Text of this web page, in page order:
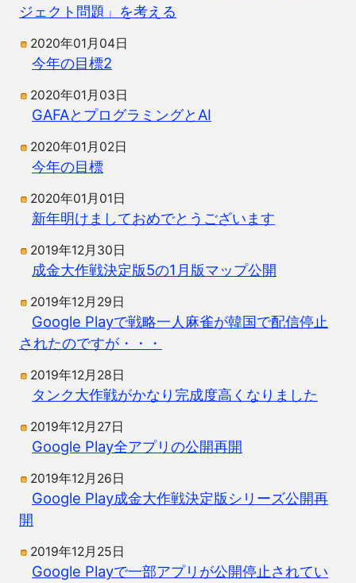
ジェクト問題」を考える
2020年01月04日
今年の目標2
2020年01月03日
GAFAとプログラミングとAI
2020年01月02日
今年の目標
2020年01月01日
新年明けましておめでとうございます
2019年12月30日
成金大作戦決定版5の1月版マップ公開
2019年12月29日
Google Playで戦略一人麻雀が韓国で配信停止
されたのですが・・・
2019年12月28日
タンク大作戦がかなり完成度高くなりました
2019年12月27日
Google Play全アプリの公開再開
2019年12月26日
Google Play成金大作戦決定版シリーズ公開再
開
2019年12月25日
Google Playで一部アプリが公開停止されてい